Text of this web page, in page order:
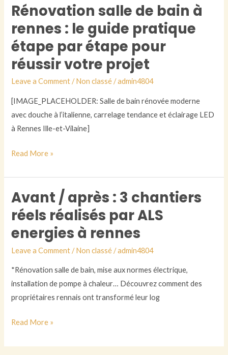
propriétaires
rennais
en
2026
Rénovation salle de bain à
rennes : le guide pratique
étape par étape pour
réussir votre projet
Leave a Comment /Non classé/admin4804
[IMAGE_PLACEHOLDER: Salle de bain rénovée moderne
avec douche à l’italienne, carrelage tendance et éclairage LED
à Rennes Ille-et-Vilaine]
Rénovation
de
bain
à
rennes
le
guide
pratique
réussir
votre
projet
Read More »
Avant / après : 3 chantiers
réels réalisés par ALS
energies à rennes
Leave a Comment /Non classé/admin4804
*Rénovation salle de bain, mise aux normes électrique,
installation de pompe à chaleur… Découvrez comment des
propriétaires rennais ont transformé leur log
Avant
après
:
3
ALS
à
Read More »